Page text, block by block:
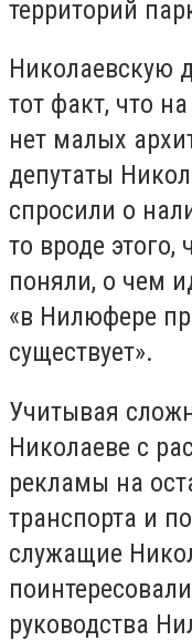
территорий
Николаевскую
тот факт, что
нет малых
депутаты
спросили о
то вроде
поняли, о чем
«в Нилюфере
существует».
Учитывая
Николаеве с
рекламы на
транспорта и
служащие
руководства